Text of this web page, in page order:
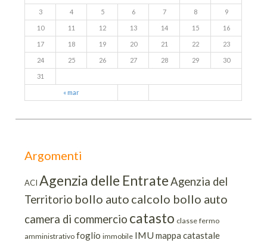
« mar
3 4 5 6 7 8 9
10 11 12 13 14 15 16
17 18 19 20 21 22 23
24 25 26 27 28 29 30
31
Argomenti
ACI Agenzia delle EntrateAgenzia del
Territorio bollo auto calcolo bollo auto
camera di commercio catasto classe fermo
amministrativo foglio immobile IMUmappa catastale